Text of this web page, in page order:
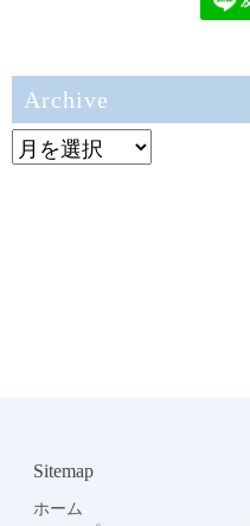
Archive
Archive
Sitemap
ホーム